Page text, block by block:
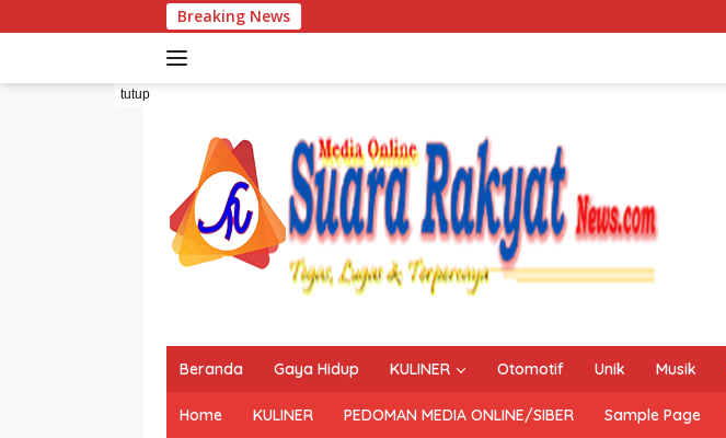
ke
Breaking News
tutup
Beranda Gaya Hidup KULINER Otomotif Unik Musik
Home KULINER PEDOMAN MEDIA ONLINE/SIBER Sample Page